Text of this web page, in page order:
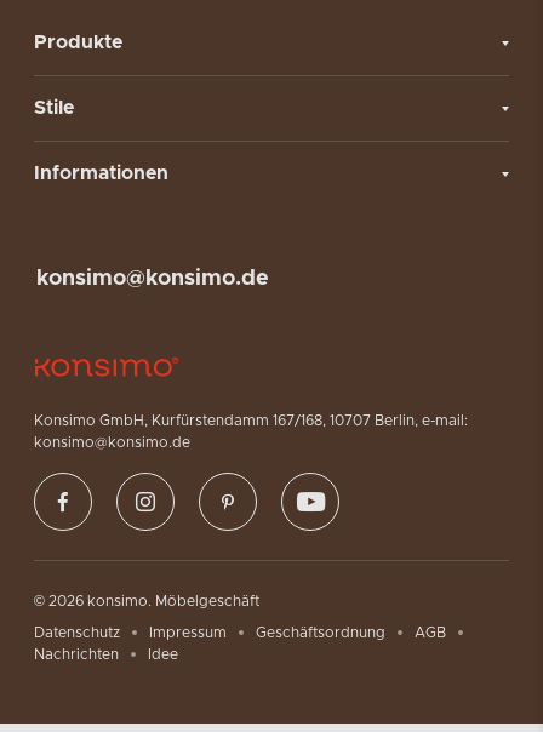
Produkte
Stile
Informationen
Konsimo GmbH, Kurfürstendamm 167/168, 10707 Berlin, e-mail:
konsimo@konsimo.de
konsimo@konsimo.de
© 2026 konsimo. Möbelgeschäft
Datenschutz Impressum Geschäftsordnung
AGB
Nachrichten
Idee